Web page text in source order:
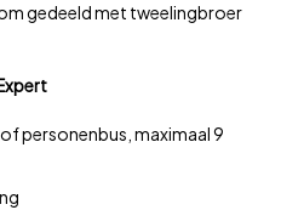
gedeeld met tweelingbroer
personenbus, maximaal 9